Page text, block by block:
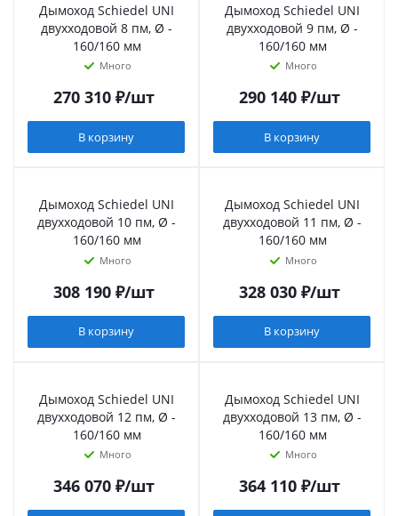
Дымоход Schiedel UNI
двухходовой 8 пм, Ø -
160/160 мм
Много
270 310₽/шт
В корзину
Дымоход Schiedel UNI
двухходовой 9 пм, Ø -
160/160 мм
Много
290 140₽/шт
В корзину
Дымоход Schiedel UNI
двухходовой 10 пм, Ø -
160/160 мм
Много
308 190₽/шт
В корзину
Дымоход Schiedel UNI
двухходовой 11 пм, Ø -
160/160 мм
Много
328 030₽/шт
В корзину
Дымоход Schiedel UNI
двухходовой 12 пм, Ø -
160/160 мм
Много
346 070₽/шт
Дымоход Schiedel UNI
двухходовой 13 пм, Ø -
160/160 мм
Много
364 110₽/шт